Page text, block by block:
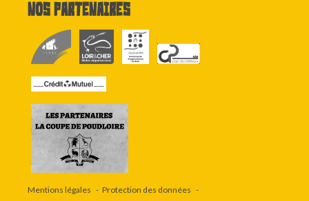
Nos partenaires
Mentions légales
Protection des données